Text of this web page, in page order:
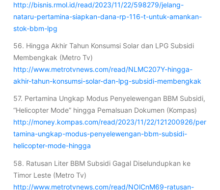
http://bisnis.rmol.id/read/2023/11/22/598279/jelang-
nataru-pertamina-siapkan-dana-rp-116-t-untuk-amankan-
stok-bbm-lpg
56. Hingga Akhir Tahun Konsumsi Solar dan LPG Subsidi
Membengkak (Metro Tv)
http://www.metrotvnews.com/read/NLMC207Y-hingga-
akhir-tahun-konsumsi-solar-dan-lpg-subsidi-membengkak
57. Pertamina Ungkap Modus Penyelewengan BBM Subsidi,
“Helicopter Mode” hingga Pemalsuan Dokumen (Kompas)
http://money.kompas.com/read/2023/11/22/121200926/per
tamina-ungkap-modus-penyelewengan-bbm-subsidi-
helicopter-mode-hingga
58. Ratusan Liter BBM Subsidi Gagal Diselundupkan ke
Timor Leste (Metro Tv)
http://www.metrotvnews.com/read/NOlCnM69-ratusan-